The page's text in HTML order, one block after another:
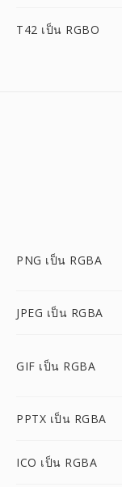
T42 เป็น RGBO
PNG เป็น RGBA
JPEG เป็น RGBA
GIF เป็น RGBA
PPTX เป็น RGBA
ICO เป็น RGBA